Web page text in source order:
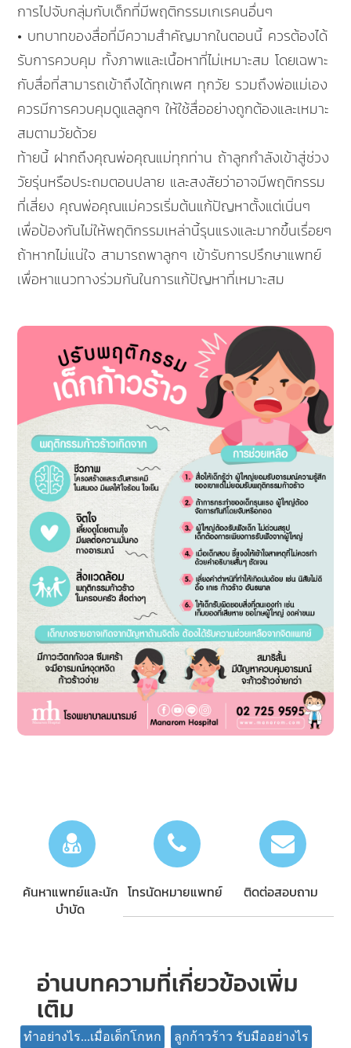
การไปจับกลุ่มกับเด็กที่มีพฤติกรรมเกเรคนอื่นๆ
• บทบาทของสื่อที่มีความสำคัญมากในตอนนี้ ควรต้องได้
รับการควบคุม ทั้งภาพและเนื้อหาที่ไม่เหมาะสม โดยเฉพาะ
กับสื่อที่สามารถเข้าถึงได้ทุกเพศ ทุกวัย รวมถึงพ่อแม่เอง
ควรมีการควบคุมดูแลลูกๆ ให้ใช้สื่ออย่างถูกต้องและเหมาะ
สมตามวัยด้วย
ท้ายนี้ ฝากถึงคุณพ่อคุณแม่ทุกท่าน ถ้าลูกกำลังเข้าสู่ช่วง
วัยรุ่นหรือประถมตอนปลาย และสงสัยว่าอาจมีพฤติกรรม
ที่เสี่ยง คุณพ่อคุณแม่ควรเริ่มต้นแก้ปัญหาตั้งแต่เนิ่นๆ
เพื่อป้องกันไม่ให้พฤติกรรมเหล่านี้รุนแรงและมากขึ้นเรื่อยๆ
ถ้าหากไม่แน่ใจ สามารถพาลูกๆ เข้ารับการปรึกษาแพทย์
เพื่อหาแนวทางร่วมกันในการแก้ปัญหาที่เหมาะสม
ค้นหาแพทย์และนัก
บำบัด
โทรนัดหมายแพทย์ ติดต่อสอบถาม
อ่านบทความที่เกี่ยวข้องเพิ่ม
เติม
ทำอย่างไร...เมื่อเด็กโกหก ลูกก้าวร้าว รับมืออย่างไร